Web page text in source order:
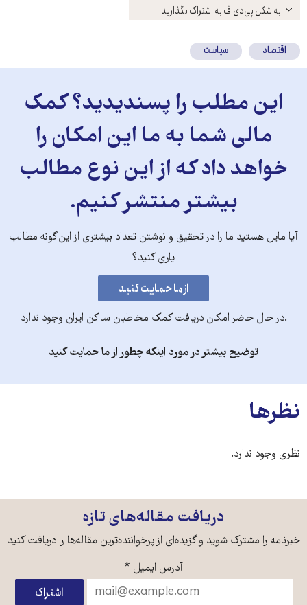
باز
کنید
به شکل پی‌دی‌اف به اشتراک بگذارید
اقتصاد سیاست
این مطلب را پسندیدید؟ کمک
مالی شما به ما این امکان را
خواهد داد که از این نوع مطالب
بیشتر منتشر کنیم.
آیا مایل هستید ما را در تحقیق و نوشتن تعداد بیشتری از این‌گونه مطالب
یاری کنید؟
.در حال حاضر امکان دریافت کمک مخاطبان ساکن ایران وجود ندارد
توضیح بیشتر در مورد اینکه چطور از ما حمایت کنید
نظرها
نظری وجود ندارد.
دریافت مقاله‌های تازه
خبرنامه را مشترک شوید و گزیده‌ای از پرخواننده‌ترین مقاله‌ها را دریافت کنید
آدرس ایمیل *